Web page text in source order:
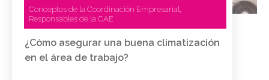
Conceptos de la Coordinación Empresarial,
Responsables de la CAE
¿Cómo asegurar una buena climatización
en el área de trabajo?